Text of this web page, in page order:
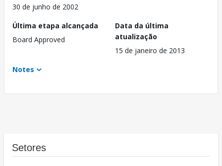
30 de junho de 2002
Última etapa alcançada
Board Approved
Data da última
atualização
15 de janeiro de 2013
Notes
Setores